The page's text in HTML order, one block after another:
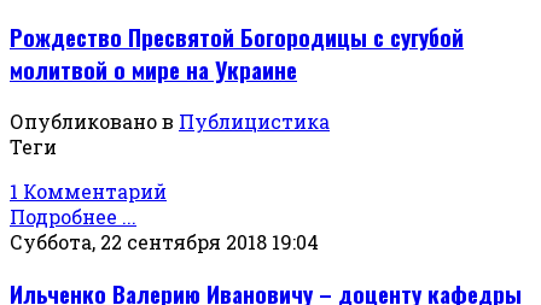
Рождество Пресвятой Богородицы с сугубой
молитвой о мире на Украине
Опубликовано в Публицистика
Теги
1 Комментарий
Подробнее ...
Суббота, 22 сентября 2018 19:04
Ильченко Валерию Ивановичу – доценту кафедры